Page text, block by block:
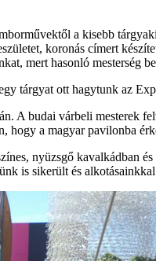
a kisebb
koronás címert
mert hasonló mesterség
tárgyat ott hagytunk az
A budai várbeli mesterek
a magyar pavilonba
nyüzsgő kavalkádban
is sikerült és